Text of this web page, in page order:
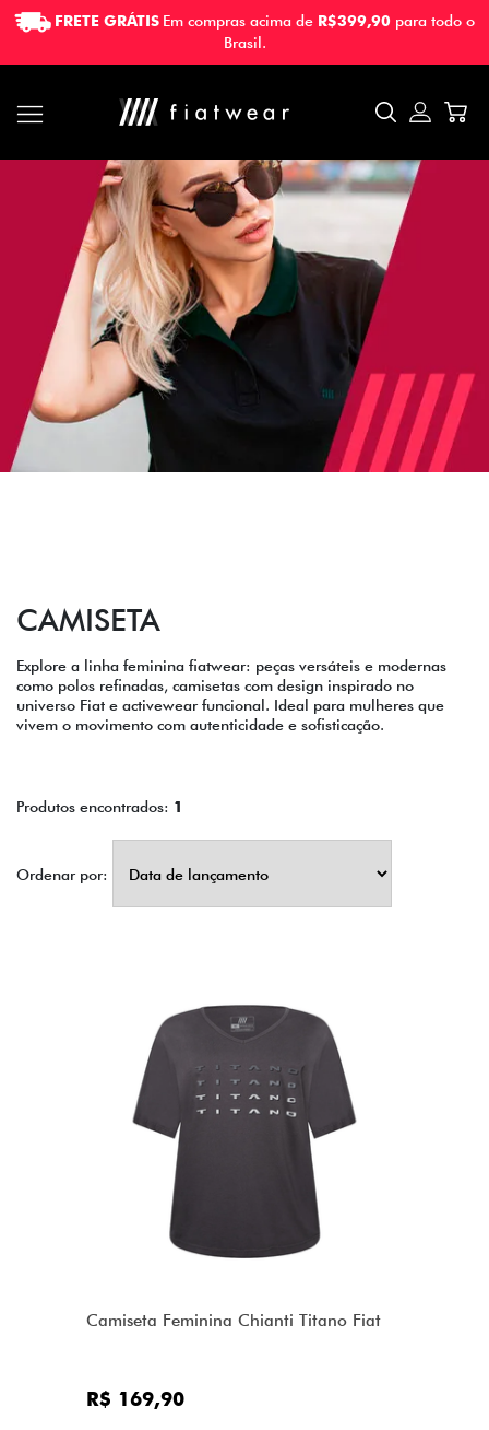
FRETE GRÁTIS Em compras acima de R$399,90 para todo o
Brasil.
FRETE GRÁTIS Em compras acima de R$399,90 para todo o
Brasil.
CAMISETA
Explore a linha feminina fiatwear: peças versáteis e modernas
como polos refinadas, camisetas com design inspirado no
universo Fiat e activewear funcional. Ideal para mulheres que
vivem o movimento com autenticidade e sofisticação.
Produtos encontrados: 1
Ordenar por:
Camiseta Feminina Chianti Titano Fiat
R$ 169,90